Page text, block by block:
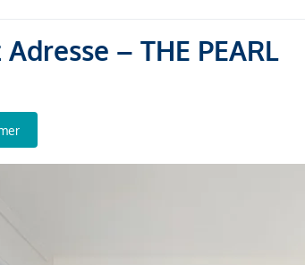
– THE PEARL